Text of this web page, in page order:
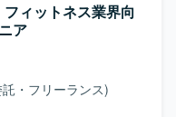
ィットネス業界向
ア
・フリーランス)